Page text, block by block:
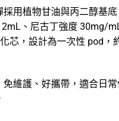
採用植物甘油與丙二醇基
、尼古丁強度 30mg/
芯，設計為一次性 pod，
維護、好攜帶，適合日